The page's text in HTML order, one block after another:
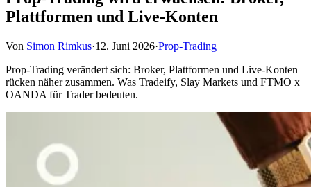
Plattformen und Live-Konten
Von Simon Rimkus·12. Juni 2026·Prop-Trading
Prop-Trading verändert sich: Broker, Plattformen und Live-Konten
rücken näher zusammen. Was Tradeify, Slay Markets und FTMO x
OANDA für Trader bedeuten.